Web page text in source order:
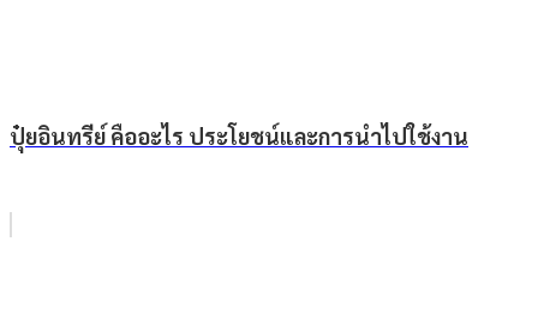
ปุ๋ยอินทรีย์ คืออะไร ประโยชน์และการนำไปใช้งาน